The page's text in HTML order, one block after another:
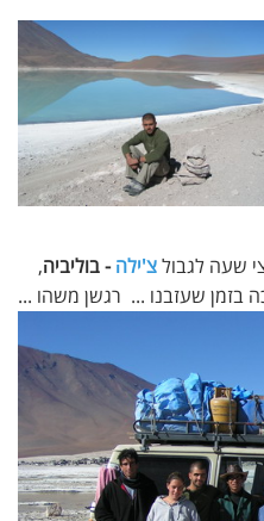
שעה לגבולצ'ילה- בוליביה,
בזמן שעזבנו ... רגשן משהו ...